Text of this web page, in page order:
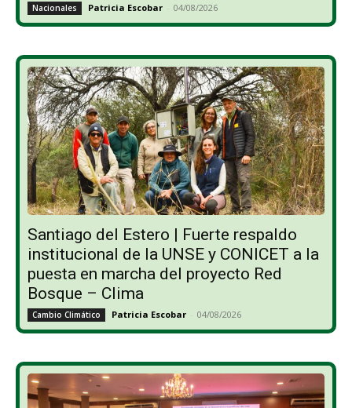
Nacionales Patricia Escobar - 04/08/2026
Santiago del Estero | Fuerte respaldo
institucional de la UNSE y CONICET a la
puesta en marcha del proyecto Red
Bosque – Clima
Cambio Climático Patricia Escobar - 04/08/2026